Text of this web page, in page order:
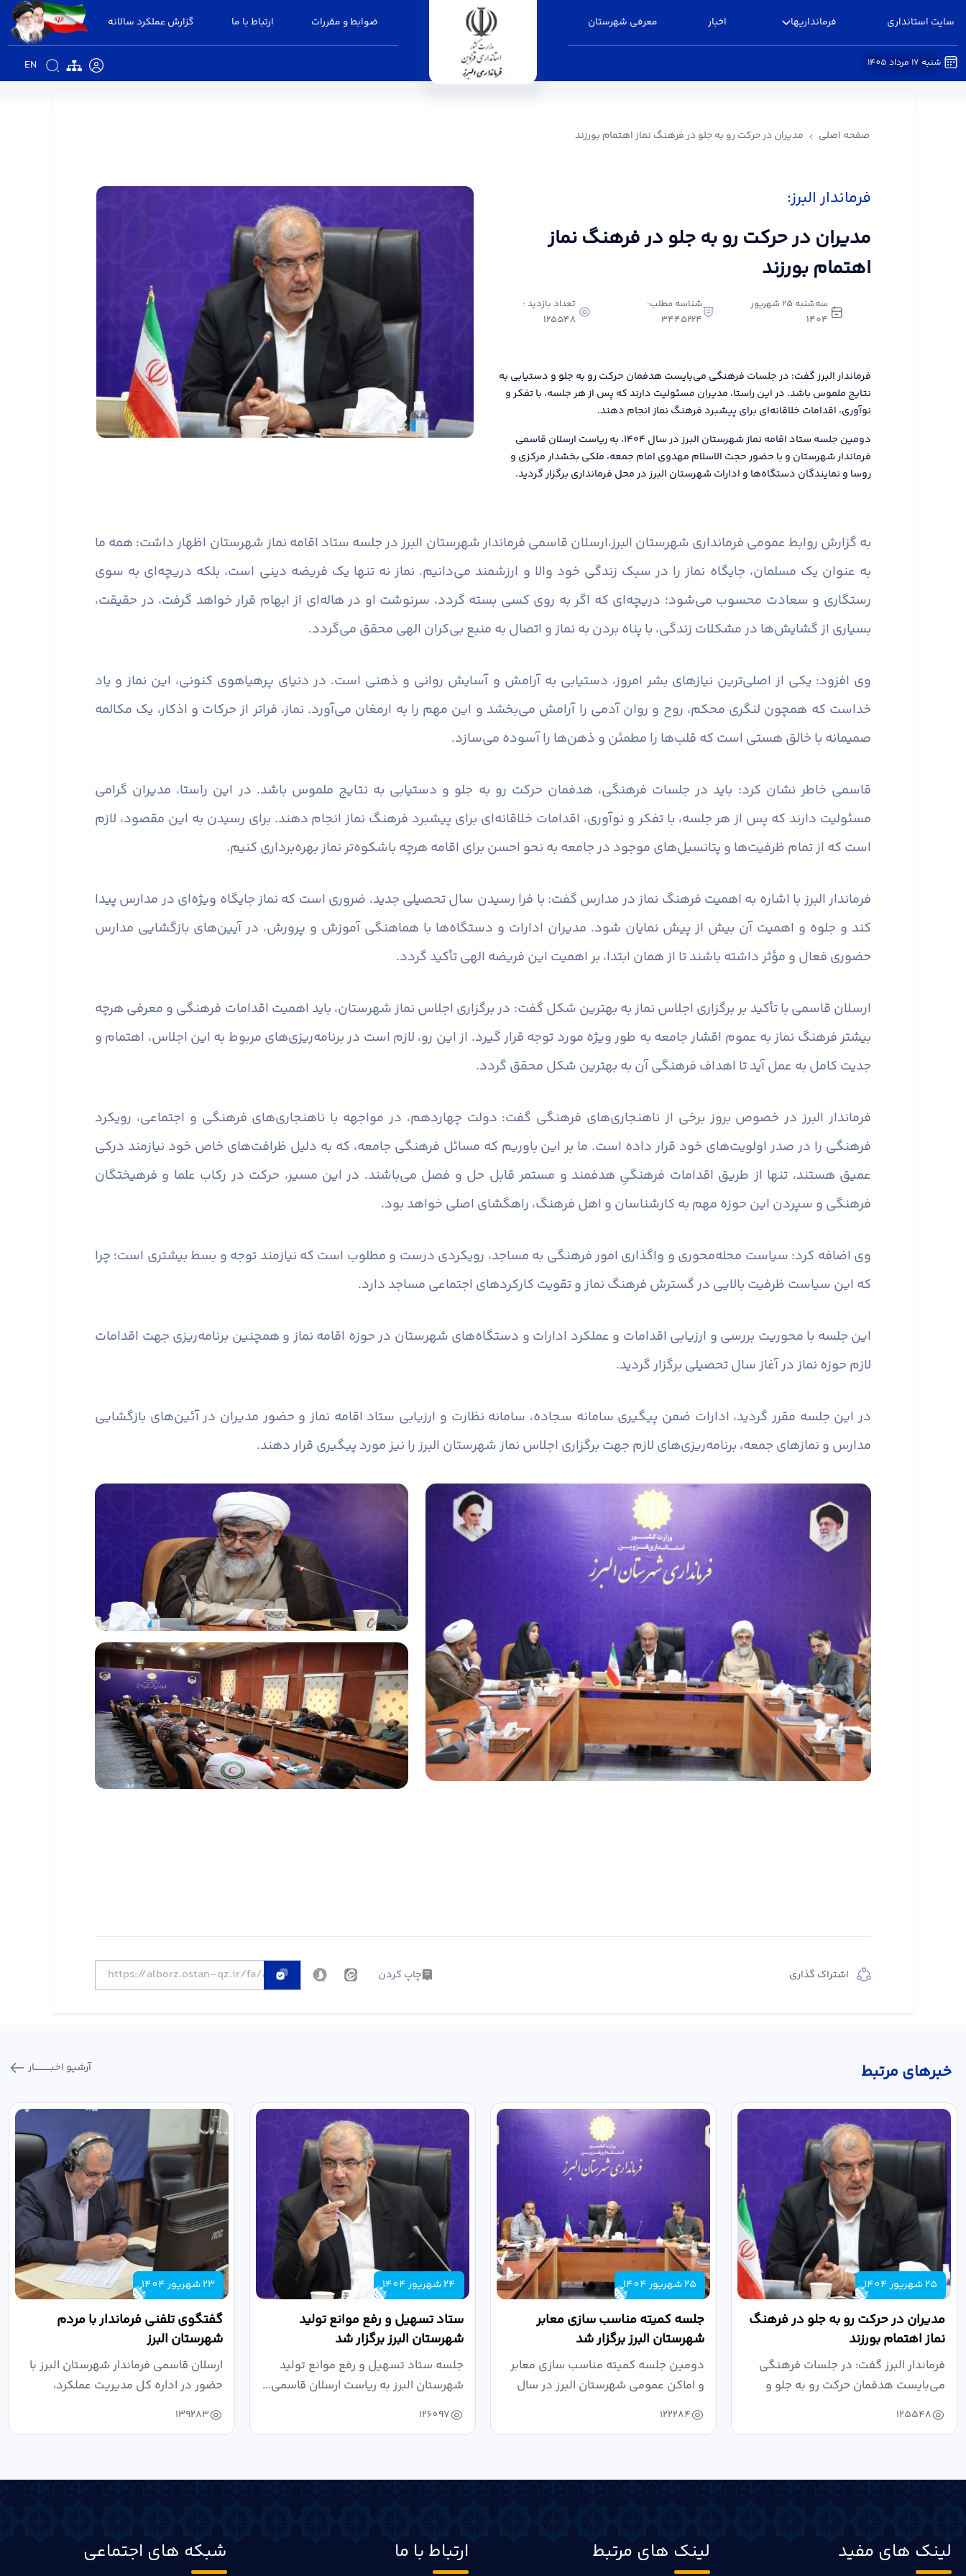
سایت استانداری فرمانداریها اخبار معرفی شهرستان ضوابط و مقررات ارتباط با ما گزارش عملکرد سالانه
EN شنبه 17 مرداد 1405
صفحه اصلی مدیران در حرکت رو به جلو در فرهنگ نماز اهتمام بورزند
فرماندار البرز:
مدیران در حرکت رو به جلو در فرهنگ نماز
اهتمام بورزند
سه‌شنبه 25 شهریور
1404
شناسه مطلب:
3445224
تعداد بازدید :
125548
فرماندار البرز گفت: در جلسات فرهنگی می‌بایست هدفمان حرکت رو به جلو و دستیابی به
نتایج ملموس باشد. در این راستا، مدیران مسئولیت دارند که پس از هر جلسه، با تفکر و
نوآوری، اقدامات خلاقانه‌ای برای پیشبرد فرهنگ نماز انجام دهند.
دومین جلسه ستاد اقامه نماز شهرستان البرز در سال ۱۴۰۴، به ریاست ارسلان قاسمی
فرماندار شهرستان و با حضور حجت الاسلام مهدوی امام جمعه، ملکی بخشدار مرکزی و
روسا و نمایندگان دستگاه‌ها و ادارات شهرستان البرز در محل فرمانداری برگزار گردید.
به گزارش روابط عمومی فرمانداری شهرستان البرز،ارسلان قاسمی فرماندار شهرستان البرز در جلسه ستاد اقامه نماز شهرستان اظهار داشت: همه ما
به عنوان یک مسلمان، جایگاه نماز را در سبک زندگی خود والا و ارزشمند می‌دانیم. نماز نه تنها یک فریضه دینی است، بلکه دریچه‌ای به سوی
رستگاری و سعادت محسوب می‌شود؛ دریچه‌ای که اگر به روی کسی بسته گردد، سرنوشت او در هاله‌ای از ابهام قرار خواهد گرفت، در حقیقت،
بسیاری از گشایش‌ها در مشکلات زندگی، با پناه بردن به نماز و اتصال به منبع بی‌کران الهی محقق می‌گردد.
وی افزود: یکی از اصلی‌ترین نیازهای بشر امروز، دستیابی به آرامش و آسایش روانی و ذهنی است. در دنیای پرهیاهوی کنونی، این نماز و یاد
خداست که همچون لنگری محکم، روح و روان آدمی را آرامش می‌بخشد و این مهم را به ارمغان می‌آورد. نماز، فراتر از حرکات و اذکار، یک مکالمه
صمیمانه با خالق هستی است که قلب‌ها را مطمئن و ذهن‌ها را آسوده می‌سازد.
قاسمی خاطر نشان کرد: باید در جلسات فرهنگی، هدفمان حرکت رو به جلو و دستیابی به نتایج ملموس باشد. در این راستا، مدیران گرامی
مسئولیت دارند که پس از هر جلسه، با تفکر و نوآوری، اقدامات خلاقانه‌ای برای پیشبرد فرهنگ نماز انجام دهند. برای رسیدن به این مقصود، لازم
است که از تمام ظرفیت‌ها و پتانسیل‌های موجود در جامعه به نحو احسن برای اقامه هرچه باشکوه‌تر نماز بهره‌برداری کنیم.
فرماندار البرز با اشاره به اهمیت فرهنگ نماز در مدارس گفت: با فرا رسیدن سال تحصیلی جدید، ضروری است که نماز جایگاه ویژه‌ای در مدارس پیدا
کند و جلوه و اهمیت آن بیش از پیش نمایان شود. مدیران ادارات و دستگاه‌ها با هماهنگی آموزش و پرورش، در آیین‌های بازگشایی مدارس
حضوری فعال و مؤثر داشته باشند تا از همان ابتدا، بر اهمیت این فریضه الهی تأکید گردد.
ارسلان قاسمی با تأکید بر برگزاری اجلاس نماز به بهترین شکل گفت: در برگزاری اجلاس نماز شهرستان، باید اهمیت اقدامات فرهنگی و معرفی هرچه
بیشتر فرهنگ نماز به عموم اقشار جامعه به طور ویژه مورد توجه قرار گیرد. از این رو، لازم است در برنامه‌ریزی‌های مربوط به این اجلاس، اهتمام و
جدیت کامل به عمل آید تا اهداف فرهنگی آن به بهترین شکل محقق گردد.
فرماندار البرز در خصوص بروز برخی از ناهنجاری‌های فرهنگی گفت: دولت چهاردهم، در مواجهه با ناهنجاری‌های فرهنگی و اجتماعی، رویکرد
فرهنگی را در صدر اولویت‌های خود قرار داده است. ما بر این باوریم که مسائل فرهنگی جامعه، که به دلیل ظرافت‌های خاص خود نیازمند درکی
عمیق هستند، تنها از طریق اقدامات فرهنگیِ هدفمند و مستمر قابل حل و فصل می‌باشند. در این مسیر، حرکت در رکاب علما و فرهیختگان
فرهنگی و سپردن این حوزه مهم به کارشناسان و اهل فرهنگ، راهگشای اصلی خواهد بود.
وی اضافه کرد: سیاست محله‌محوری و واگذاری امور فرهنگی به مساجد، رویکردی درست و مطلوب است که نیازمند توجه و بسط بیشتری است؛ چرا
که این سیاست ظرفیت بالایی در گسترش فرهنگ نماز و تقویت کارکردهای اجتماعی مساجد دارد.
این جلسه با محوریت بررسی و ارزیابی اقدامات و عملکرد ادارات و دستگاه‌های شهرستان در حوزه اقامه نماز و همچنین برنامه‌ریزی جهت اقدامات
لازم حوزه نماز در آغاز سال تحصیلی برگزار گردید.
در این جلسه مقرر گردید، ادارات ضمن پیگیری سامانه سجاده، سامانه نظارت و ارزیابی ستاد اقامه نماز و حضور مدیران در آئین‌های بازگشایی
مدارس و نماز‌های جمعه، برنامه‌ریزی‌های لازم جهت برگزاری اجلاس نماز شهرستان البرز را نیز مورد پیگیری قرار دهند.
اشتراک گذاری چاپ کردن
خبر‌های مرتبط آرشیو اخبـــــــــــار
25 شهریور 1404
مدیران در حرکت رو به جلو در فرهنگ
نماز اهتمام بورزند
فرماندار البرز گفت: در جلسات فرهنگی
می‌بایست هدفمان حرکت رو به جلو و
دستیابی...
125548
25 شهریور 1404
جلسه کمیته مناسب سازی معابر
شهرستان البرز برگزار شد
دومین جلسه کمیته مناسب سازی معابر
و اماکن عمومی شهرستان البرز در سال
۱۴۰۴ به...
122284
24 شهریور 1404
ستاد تسهیل و رفع موانع تولید
شهرستان البرز برگزار شد
جلسه ستاد تسهیل و رفع موانع تولید
شهرستان البرز به ریاست ارسلان قاسمی...
126097
23 شهریور 1404
گفتگوی تلفنی فرماندار با مردم
شهرستان البرز
ارسلان قاسمی فرماندار شهرستان البرز با
حضور در اداره کل مدیریت عملکرد،
بازرسی...
139283
لینک های مفید لینک های مرتبط ارتباط با ما شبکه های اجتماعی